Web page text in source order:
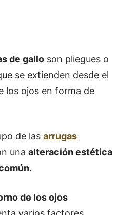
de gallo son pliegues o
se extienden desde el
los ojos en forma de
de las arrugas
una alteración estética
.
de los ojos